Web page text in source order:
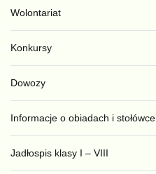
Wolontariat
Konkursy
Dowozy
Informacje o obiadach i stołówce
Jadłospis klasy I – VIII